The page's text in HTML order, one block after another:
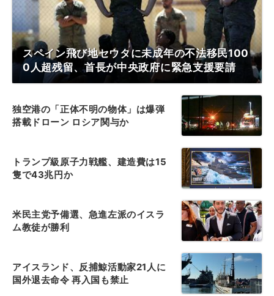
スペイン飛び地セウタに未成年の不法移民100
0人超残留、首長が中央政府に緊急支援要請
独空港の「正体不明の物体」は爆弾
搭載ドローン ロシア関与か
トランプ級原子力戦艦、建造費は15
隻で43兆円か
米民主党予備選、急進左派のイスラ
ム教徒が勝利
アイスランド、反捕鯨活動家21人に
国外退去命令 再入国も禁止